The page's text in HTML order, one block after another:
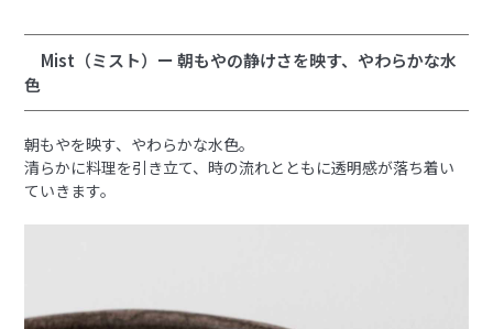
Mist（ミスト）ー 朝もやの静けさを映す、やわらかな水
色
朝もやを映す、やわらかな水色。
清らかに料理を引き立て、時の流れとともに透明感が落ち着い
ていきます。